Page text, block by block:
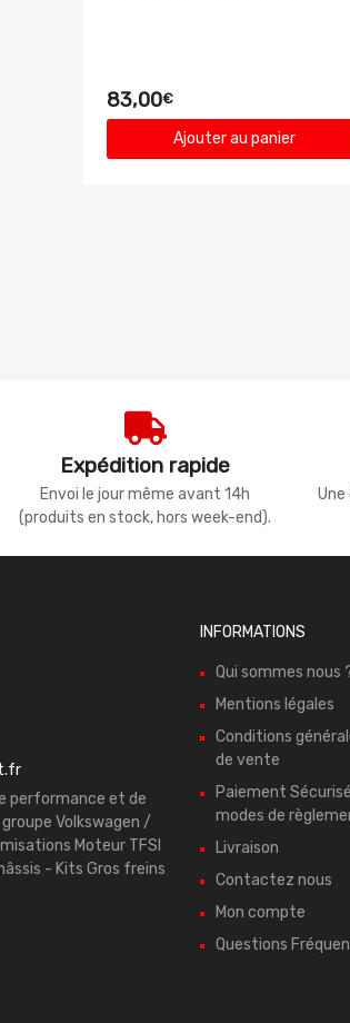
83,00€
Ajouter au panier
Expédition rapide
Envoi le jour même avant 14h
(produits en stock, hors week-end).
Une
performance et de
Volkswagen /
Moteur TFSI
- Kits Gros freins
INFORMATIONS
Qui sommes nous
Mentions légales
Conditions
de vente
Paiement
modes de
Livraison
Contactez nous
Mon compte
Questions